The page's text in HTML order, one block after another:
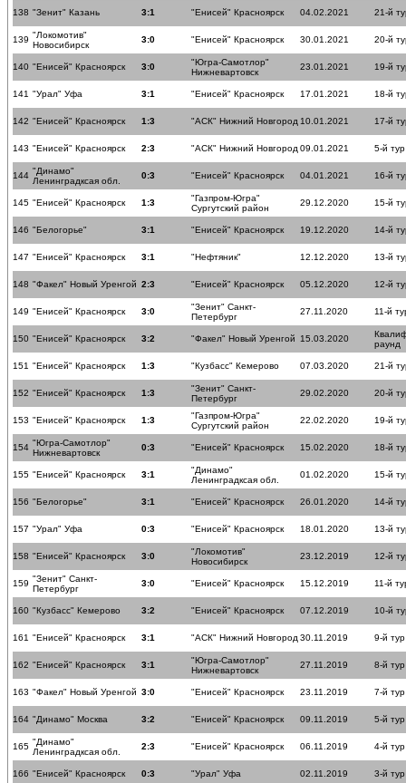
138 "Зенит" Казань 3:1 "Енисей" Красноярск 04.02.2021 21-й
139 "Локомотив"
Новосибирск
3:0 "Енисей" Красноярск 30.01.2021 20-й
140 "Енисей" Красноярск 3:0
"Югра-Самотлор"
Нижневартовск
23.01.2021 19-й
141 "Урал" Уфа 3:1 "Енисей" Красноярск 17.01.2021 18-й
142 "Енисей" Красноярск 1:3 "АСК" Нижний Новгород 10.01.2021 17-й
143 "Енисей" Красноярск 2:3 "АСК" Нижний Новгород 09.01.2021 5-й тур
144 "Динамо"
Ленинградксая обл.
0:3 "Енисей" Красноярск 04.01.2021 16-й
145 "Енисей" Красноярск 1:3
"Газпром-Югра"
Сургутский район
29.12.2020 15-й
146 "Белогорье" 3:1 "Енисей" Красноярск 19.12.2020 14-й
147 "Енисей" Красноярск 3:1 "Нефтяник" 12.12.2020 13-й
148 "Факел" Новый Уренгой 2:3 "Енисей" Красноярск 05.12.2020 12-й
149 "Енисей" Красноярск 3:0
"Зенит" Санкт-
Петербург
27.11.2020 11-й
150 "Енисей" Красноярск 3:2 "Факел" Новый Уренгой 15.03.2020
раунд
151 "Енисей" Красноярск 1:3 "Кузбасс" Кемерово 07.03.2020 21-й
152 "Енисей" Красноярск 1:3
"Зенит" Санкт-
Петербург
29.02.2020 20-й
153 "Енисей" Красноярск 1:3
"Газпром-Югра"
Сургутский район
22.02.2020 19-й
154 "Югра-Самотлор"
Нижневартовск
0:3 "Енисей" Красноярск 15.02.2020 18-й
155 "Енисей" Красноярск 3:1
"Динамо"
Ленинградксая обл.
01.02.2020 15-й
156 "Белогорье" 3:1 "Енисей" Красноярск 26.01.2020 14-й
157 "Урал" Уфа 0:3 "Енисей" Красноярск 18.01.2020 13-й
158 "Енисей" Красноярск 3:0
"Локомотив"
Новосибирск
23.12.2019 12-й
159 "Зенит" Санкт-
Петербург
3:0 "Енисей" Красноярск 15.12.2019 11-й
160 "Кузбасс" Кемерово 3:2 "Енисей" Красноярск 07.12.2019 10-й
161 "Енисей" Красноярск 3:1 "АСК" Нижний Новгород 30.11.2019 9-й тур
162 "Енисей" Красноярск 3:1
"Югра-Самотлор"
Нижневартовск
27.11.2019 8-й тур
163 "Факел" Новый Уренгой 3:0 "Енисей" Красноярск 23.11.2019 7-й тур
164 "Динамо" Москва 3:2 "Енисей" Красноярск 09.11.2019 5-й тур
165 "Динамо"
Ленинградксая обл.
2:3 "Енисей" Красноярск 06.11.2019 4-й тур
166 "Енисей" Красноярск 0:3 "Урал" Уфа 02.11.2019 3-й тур